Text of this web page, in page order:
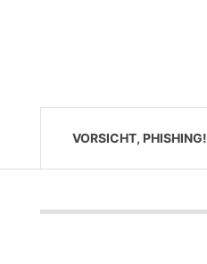
VORSICHT, PHISHING!